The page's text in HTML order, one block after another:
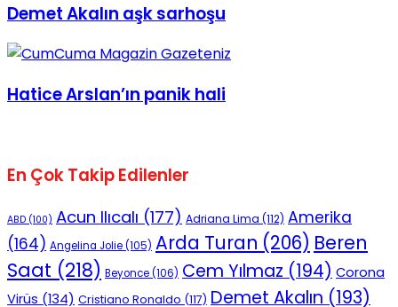
View All Result
Demet Akalın aşk sarhoşu
Hatice Arslan’ın panik hali
En Çok Takip Edilenler
ABD (100) Acun Ilıcalı (177) Adriana Lima (112) Amerika
(164) Angelina Jolie(105) Arda Turan (206) Beren
Saat (218) Beyonce(106) Cem Yılmaz (194) Corona
Virüs (134) Cristiano Ronaldo (117) Demet Akalın (193)